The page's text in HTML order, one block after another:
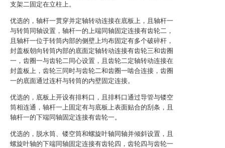
支架二固定在立柱上。
优选的，轴杆一贯穿并定轴转动连接在底板上，且轴杆一
与转筒同轴设置，轴杆一的上端同轴固定连接有齿轮二，
且轴杆一位于转筒内部的侧壁上均布固定有多个破碎杆，
封盖板朝向转筒内部的底面定轴转动连接有齿轮三和齿圈
一，齿圈一与齿轮二同心设置，且齿轮二定轴转动连接在
封盖板上，齿轮三同时与齿轮二和齿圈一啮合连接，齿圈
一的底面通过连杆与转筒的内壁固定连接。
优选的，底板上开设有排料口，且排料口通过导管与镂空
筒相连通，轴杆一上固定有与底板上表面贴合的刮条，且
轴杆一的下端同轴固定连接有齿轮一。
优选的，脱水筒、镂空筒和螺旋叶轴同轴并倾斜设置，且
螺旋叶轴的下端同轴固定连接有齿轮四，齿轮四与齿轮一